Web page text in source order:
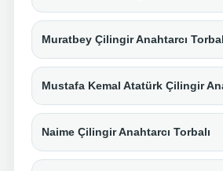
Muratbey Çilingir Anahtarcı
Mustafa Kemal Atatürk Çilingir
Naime Çilingir Anahtarcı Torbalı